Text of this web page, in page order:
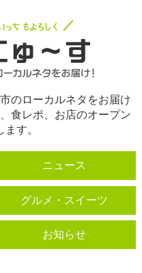
のローカルネタをお届け
食レポ、お店のオープン
す。
ニュース
グルメ・スイーツ
お知らせ